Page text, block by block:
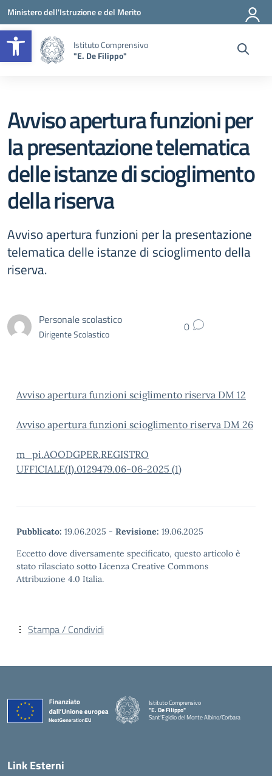
Apri la barra degli strumenti
Vai ai contenuti
Vai al menu di navigazione
Vai al footer
Ministero dell'Istruzione e del Merito
Istituto Comprensivo
"E. De Filippo"
Avviso apertura funzioni per
la presentazione telematica
delle istanze di scioglimento
della riserva
Avviso apertura funzioni per la presentazione
telematica delle istanze di scioglimento della
riserva.
Personale scolastico
Dirigente Scolastico 0
Avviso apertura funzioni sciglimento riserva DM 12
Avviso apertura funzioni scioglimento riserva DM 26
m_pi.AOODGPER.REGISTRO
UFFICIALE(I).0129479.06-06-2025 (1)
Pubblicato: 19.06.2025 - Revisione: 19.06.2025
Eccetto dove diversamente specificato, questo articolo è
stato rilasciato sotto Licenza Creative Commons
Attribuzione 4.0 Italia.
Stampa / Condividi
Istituto Comprensivo
"E. De Filippo"
Sant'Egidio del Monte Albino/Corbara
Link Esterni